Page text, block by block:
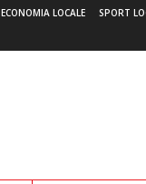
ECONOMIA LOCALE SPORT